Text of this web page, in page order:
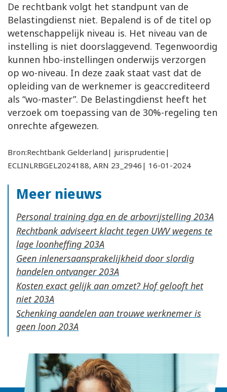
De rechtbank volgt het standpunt van de
Belastingdienst niet. Bepalend is of de titel op
wetenschappelijk niveau is. Het niveau van de
instelling is niet doorslaggevend. Tegenwoordig
kunnen hbo-instellingen onderwijs verzorgen
op wo-niveau. In deze zaak staat vast dat de
opleiding van de werknemer is geaccrediteerd
als “wo-master”. De Belastingdienst heeft het
verzoek om toepassing van de 30%-regeling ten
onrechte afgewezen.
Bron:Rechtbank Gelderland| jurisprudentie|
ECLINLRBGEL2024188, ARN 23_2946| 16-01-2024
Meer nieuws
Personal training dga en de arbovrijstelling
Rechtbank adviseert klacht tegen UWV wegens te
lage loonheffing
Geen inlenersaansprakelijkheid door slordig
handelen ontvanger
Kosten exact gelijk aan omzet? Hof gelooft het
niet
Schenking aandelen aan trouwe werknemer is
geen loon